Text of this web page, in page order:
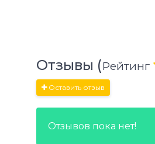
Отзывы (Рейтинг
Оставить отзыв
Отзывов пока нет!